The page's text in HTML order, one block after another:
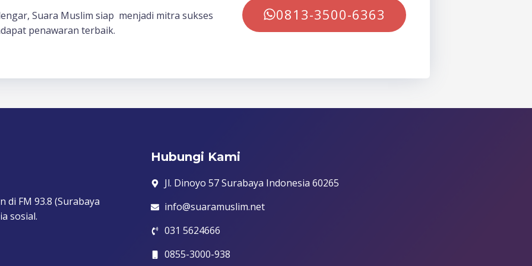
Suara Muslim siap menjadi mitra sukses
penawaran terbaik.
0813-3500-6363
di FM 93.8 (Surabaya
sosial.
Hubungi Kami
Jl. Dinoyo 57 Surabaya Indonesia 60265
info@suaramuslim.net
031 5624666
0855-3000-938